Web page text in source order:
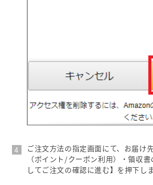
ご注文方法の指定画面にて、お届け
（ポイント/クーポン利用）・領収
してご注文の確認に進む】を押下し